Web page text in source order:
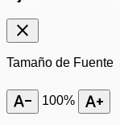
close
Tamaño de Fuente
text_decrease 100% text_increase